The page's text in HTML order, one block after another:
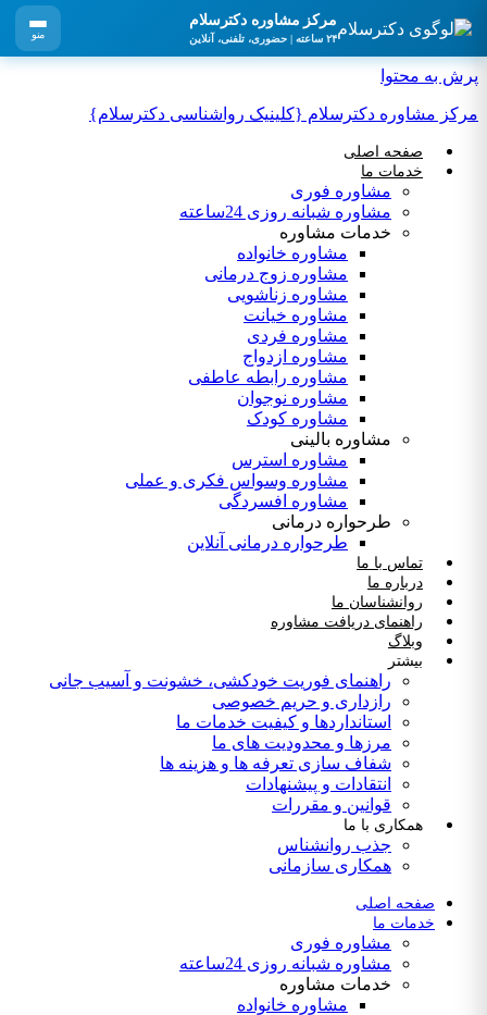
پرش به محتوا
مرکز مشاوره دکترسلام {کلینیک رواشناسی دکترسلام}
صفحه اصلی
خدمات ما
مشاوره فوری
مشاوره شبانه روزی 24ساعته
خدمات مشاوره
مشاوره خانواده
مشاوره زوج درمانی
مشاوره زناشویی
مشاوره خیانت
مشاوره فردی
مشاوره ازدواج
مشاوره رابطه عاطفی
مشاوره نوجوان
مشاوره کودک
مشاوره بالینی
مشاوره استرس
مشاوره وسواس فکری و عملی
مشاوره افسردگی
طرحواره درمانی
طرحواره درمانی آنلاین
تماس با ما
درباره ما
روانشناسان ما
راهنمای دریافت مشاوره
وبلاگ
بیشتر
راهنمای فوریت‌ خودکشی، خشونت و آسیب جانی
رازداری و حریم خصوصی
استانداردها و کیفیت خدمات ما
مرزها و محدودیت های ما
شفاف سازی تعرفه ها و هزینه ها
انتقادات و پیشنهادات
قوانین و مقررات
همکاری با ما
جذب روانشناس
همکاری سازمانی
صفحه اصلی
خدمات ما
مشاوره فوری
مشاوره شبانه روزی 24ساعته
خدمات مشاوره
مشاوره خانواده
مرکز مشاوره دکترسلام
۲۴ ساعته | حضوری، تلفنی، آنلاین منو